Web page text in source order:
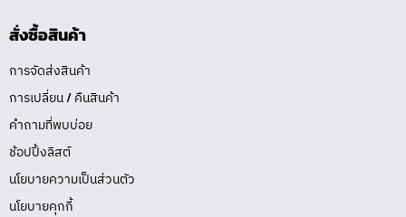
สั่งซื้อสินค้า
การจัดส่งสินค้า
การเปลี่ยน / คืนสินค้า
คำถามที่พบบ่อย
ช้อปปิ้งลิสต์
นโยบายความเป็นส่วนตัว
นโยบายคุกกี้